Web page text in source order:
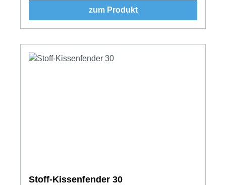
zum Produkt
Stoff-Kissenfender 30